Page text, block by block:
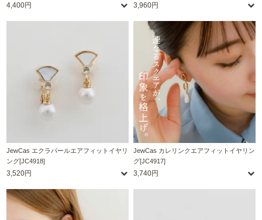
4,400円 3,960円
JewCas エクラパールエアフィットイヤリ
ング[JC4918]
3,520円
JewCas カレリンクエアフィットイヤリン
グ[JC4917]
3,740円